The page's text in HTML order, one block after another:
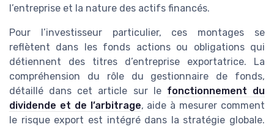
l’entreprise et la nature des actifs financés.
Pour l’investisseur particulier, ces montages se
reflètent dans les fonds actions ou obligations qui
détiennent des titres d’entreprise exportatrice. La
compréhension du rôle du gestionnaire de fonds,
détaillé dans cet article sur le fonctionnement du
dividende et de l’arbitrage, aide à mesurer comment
le risque export est intégré dans la stratégie globale.